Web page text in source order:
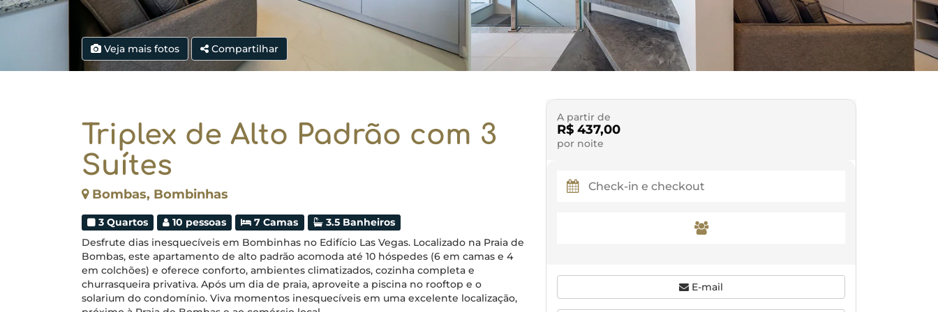
Veja mais fotos Compartilhar
Triplex de Alto Padrão com 3
Suítes
Bombas, Bombinhas
3 Quartos 10 pessoas 7 Camas 3.5 Banheiros
Desfrute dias inesquecíveis em Bombinhas no Edifício Las Vegas. Localizado na Praia de
Bombas, este apartamento de alto padrão acomoda até 10 hóspedes (6 em camas e 4
em colchões) e oferece conforto, ambientes climatizados, cozinha completa e
churrasqueira privativa. Após um dia de praia, aproveite a piscina no rooftop e o
solarium do condomínio. Viva momentos inesquecíveis em uma excelente localização,
A partir de
R$ 437,00
por noite
E-mail